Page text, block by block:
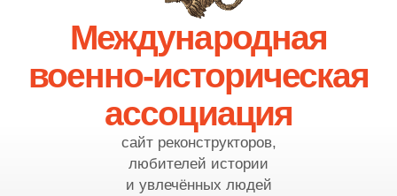
Международная
военно-историческая
ассоциация
сайт реконструкторов,
любителей истории
и увлечённых людей